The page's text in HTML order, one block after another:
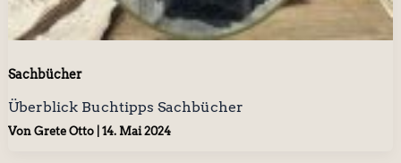
Sachbücher
Überblick Buchtipps Sachbücher
Von Grete Otto 14. Mai 2024